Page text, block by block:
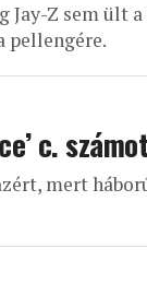
Z sem ült
pellengére.
c. számot
mert